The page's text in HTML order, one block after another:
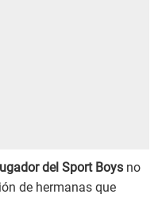
del Sport Boys no
de hermanas que